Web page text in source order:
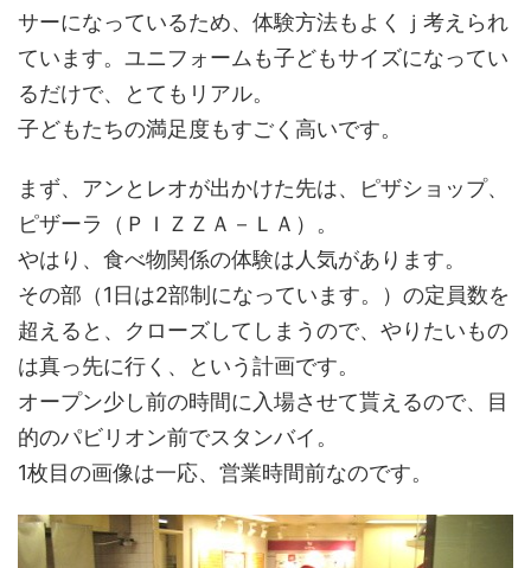
サーになっているため、体験方法もよくｊ考えられ
ています。ユニフォームも子どもサイズになってい
るだけで、とてもリアル。
子どもたちの満足度もすごく高いです。
まず、アンとレオが出かけた先は、ピザショップ、
ピザーラ（ＰＩＺＺＡ－ＬＡ）。
やはり、食べ物関係の体験は人気があります。
その部（1日は2部制になっています。）の定員数を
超えると、クローズしてしまうので、やりたいもの
は真っ先に行く、という計画です。
オープン少し前の時間に入場させて貰えるので、目
的のパビリオン前でスタンバイ。
1枚目の画像は一応、営業時間前なのです。